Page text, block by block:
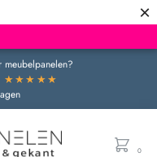
×
★★★★★
0